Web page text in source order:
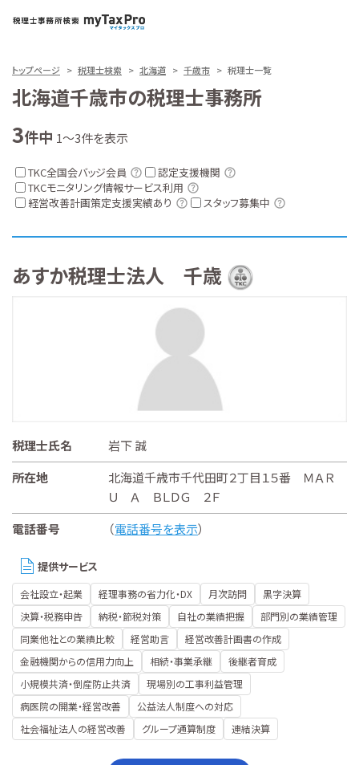
トップページ 税理士検索 北海道 千歳市 税理士一覧
北海道千歳市の税理士事務所
3件中 1～3件を表示
TKC全国会バッジ会員
認定支援機関
TKCモニタリング情報サービス利用
経営改善計画策定支援実績あり
スタッフ募集中
あすか税理士法人 千歳
税理士氏名
岩下 誠
所在地
北海道千歳市千代田町２丁目１５番 ＭＡＲ
Ｕ Ａ ＢＬＤＧ ２Ｆ
電話番号
（電話番号を表示）
提供サービス
会社設立・起業 経理事務の省力化・DX 月次訪問
黒字決算
決算・税務申告
納税・節税対策 自社の業績把握
部門別の業績管理
同業他社との業績比較
経営助言
経営改善計画書の作成
金融機関からの信用力向上
相続・事業承継
後継者育成
小規模共済・倒産防止共済
現場別の工事利益管理
病医院の開業・経営改善
公益法人制度への対応
社会福祉法人の経営改善
グループ通算制度 連結決算